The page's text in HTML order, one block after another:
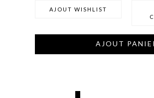
AJOUT WISHLIST
AJOUT